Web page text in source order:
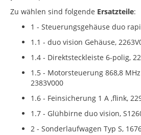
Zu wählen sind folgende Ersatzteile:
1 - Steuerungsgehäuse duo
1.1 - duo vision Gehäuse,
1.4 - Direktsteckleiste 6-polig,
1.5 - Motorsteuerung 868,8
2383V000
1.6 - Feinsicherung 1 A ,flink,
1.7 - Glühbirne duo vision,
2 - Sonderlaufwagen Typ S,